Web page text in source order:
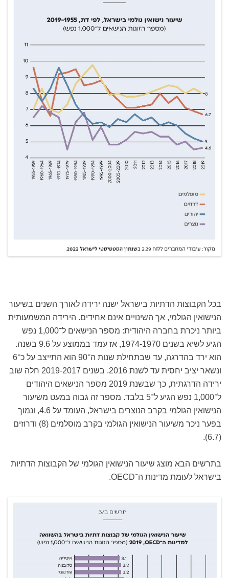
בכל הקבוצות הדתיות בישראל ישנה ירידה לאורך השנים בשיעור
הנישואין הגולמי, אך השינויים אינם אחידים. הירידה המשמעותית
ביותר ניכרת בחברה היהודית: מספר הנישאים ל־1,000 נפש
הגיע לשיא בשנים 1974-1970, אז עמד בממוצע על 9.6 בשנה.
הוא ירד בהדרגה, עד שבתחילת שנות ה־90 הוא התייצב על כ־6
ונשאר יציב יחסית עד לשנת 2016. בשנים 2019-2017 חלה שוב
ירידה הדרגתית, כך שבשנת 2019 מספר הנישאים היהודים
ל־1,000 נפש הגיע ל־5 בלבד. מספר זה גבוה במעט משיעור
הנישואין הגולמי בקרב הנוצרים בישראל, העומד על 4.6, ונמוך
בפער ניכר משיעור הנישואין הגולמי בקרב מוסלמים (8) ודרוזים
(6.7).
בתרשים הבא מוצג שיעור הנישואין הגולמי של הקבוצות הדתיות
בישראל לעומת מדינות ה־OECD.